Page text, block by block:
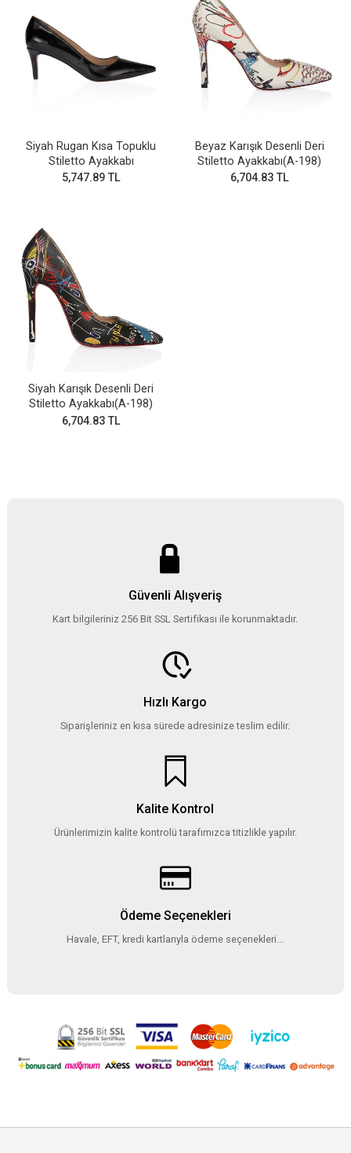
Siyah Rugan Kısa Topuklu
Stiletto Ayakkabı
5,747.89 TL
Beyaz Karışık Desenli Deri
Stiletto Ayakkabı(A-198)
6,704.83 TL
Siyah Karışık Desenli Deri
Stiletto Ayakkabı(A-198)
6,704.83 TL
Güvenli Alışveriş
Kart bilgileriniz 256 Bit SSL Sertifikası ile korunmaktadır.
Hızlı Kargo
Siparişleriniz en kısa sürede adresinize teslim edilir.
Kalite Kontrol
Ürünlerimizin kalite kontrolü tarafımızca titizlikle yapılır.
Ödeme Seçenekleri
Havale, EFT, kredi kartlarıyla ödeme seçenekleri...